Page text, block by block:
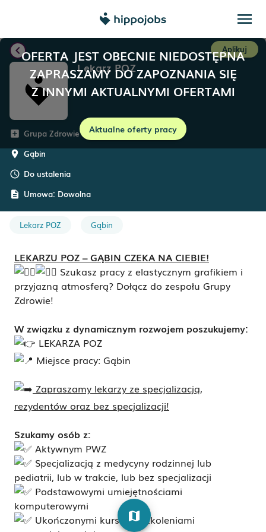
menu
OFERTA JEST OBECNIE NIEDOSTĘPNA
ZAPRASZAMY DO ZAPOZNANIA SIĘ
Z INNYMI AKTUALNYMI OFERTAMI
Aktualne oferty pracy
chevron_left Aplikuj
Lekarz POZ
add_box Grupa Zdrowie
room Gąbin
schedule Do ustalenia
description Umowa: Dowolna
Lekarz POZ Gąbin
LEKARZU POZ – GĄBIN CZEKA NA CIEBIE!
Szukasz pracy z elastycznym grafikiem i
przyjazną atmosferą? Dołącz do zespołu Grupy
Zdrowie!
Wzwiązku z dynamicznym rozwojem poszukujemy:
LEKARZA POZ
Miejsce pracy: Gąbin
Zapraszamy lekarzy ze specjalizacją,
rezydentów oraz bez specjalizacji!
Szukamy osób z:
Aktywnym PWZ
Specjalizacją z medycyny rodzinnej lub
pediatrii, lub w trakcie, lub bez specjalizacji
Podstawowymi umiejętnościami
komputerowymi
Ukończonymi kursami/szkoleniami
map